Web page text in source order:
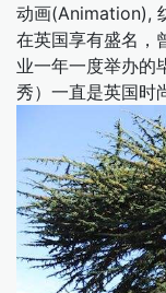
动画(Animation),
在英国享有盛名，
业一年一度举办的
秀）一直是英国时